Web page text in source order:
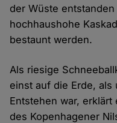
der Wüste
hochhaushohe
bestaunt werden.
Als riesige
einst auf die Erde, als
Entstehen war,
des Kopenhagener